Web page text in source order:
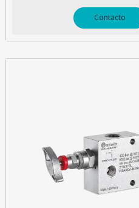
Contacto